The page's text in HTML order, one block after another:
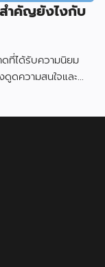
สำคัญยังไงกับ
ดที่ได้รับความนิยม
ดความสนใจและ